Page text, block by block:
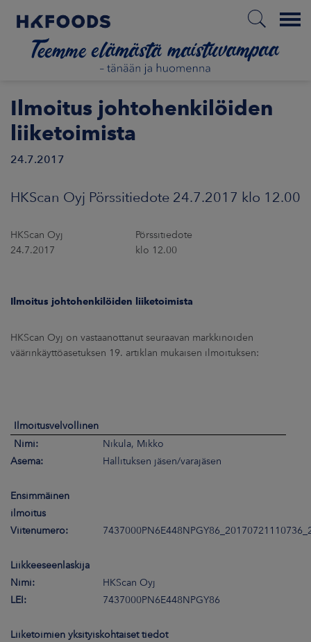
Menu
ETUSIVU
Ilmoitus johtohenkilöiden
liiketoimista
24.7.2017
HKScan Oyj Pörssitiedote 24.7.2017 klo 12.00
HKScan Oyj Pörssitiedote
24.7.2017 klo 12.00
Ilmoitus johtohenkilöiden liiketoimista
HKScan Oyj on vastaanottanut seuraavan markkinoiden
väärinkäyttöasetuksen 19. artiklan mukaisen ilmoituksen:
Ilmoitusvelvollinen
Nimi:
Nikula, Mikko
Asema:
Hallituksen jäsen/varajäsen
Ensimmäinen
ilmoitus
Viitenumero:
Liikkeeseenlaskija
Nimi:
HKScan Oyj
LEI:
7437000PN6E448NPGY86
Liiketoimien yksityiskohtaiset tiedot